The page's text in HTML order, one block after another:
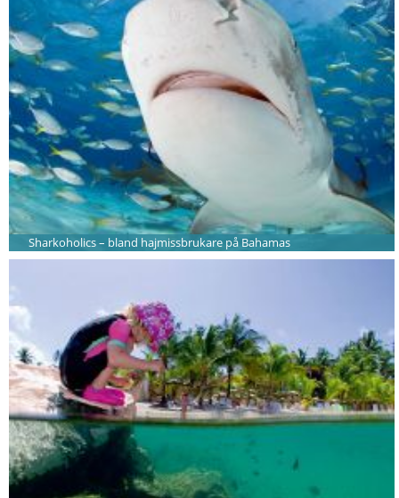
Sharkoholics – bland hajmissbrukare på Bahamas